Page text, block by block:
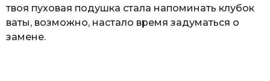
твоя пуховая подушка стала напоминать клубок
ваты, возможно, настало время задуматься о
замене.